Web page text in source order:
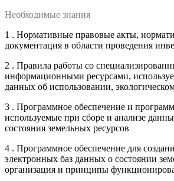
Необходимые знания
1 . Нормативные правовые акты,
документация в области проведения
2 . Правила работы со
информационными ресурсами,
данных об использовании,
3 . Программное обеспечение и
используемые при сборе и анализе
состояния земельных ресурсов
4 . Программное обеспечение для
электронных баз данных о состоянии
организация и принципы